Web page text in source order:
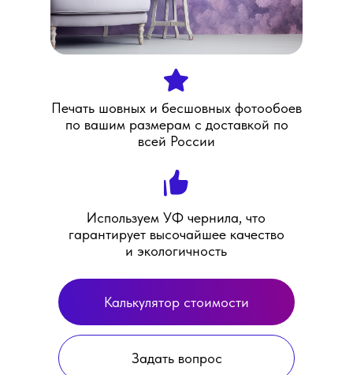
Калькулятор стоимости
Задать вопрос
Печать шовных и бесшовных фотообоев
по вашим размерам с доставкой по
всей России
Используем УФ чернила, что
гарантирует высочайшее качество
и экологичность